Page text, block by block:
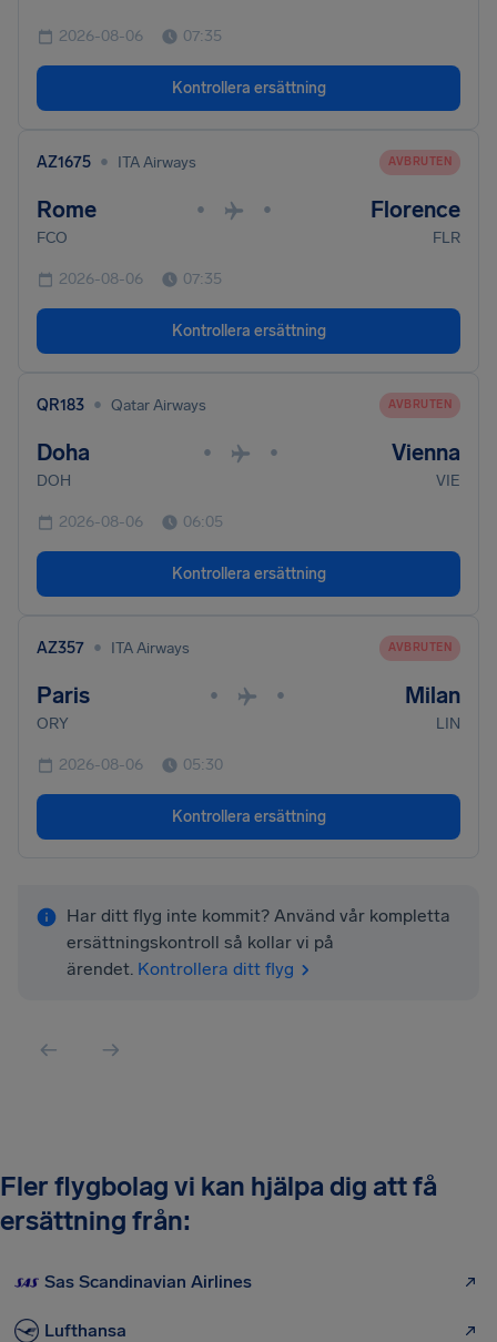
2026-08-06 07:35
Kontrollera ersättning
AZ1675 • ITA Airways AVBRUTEN
Rome • • Florence
FCO FLR
2026-08-06 07:35
Kontrollera ersättning
QR183 • Qatar Airways AVBRUTEN
Doha • • Vienna
DOH VIE
2026-08-06 06:05
Kontrollera ersättning
AZ357 • ITA Airways AVBRUTEN
Paris • • Milan
ORY LIN
2026-08-06 05:30
Kontrollera ersättning
Har ditt flyg inte kommit? Använd vår kompletta
ersättningskontroll så kollar vi på
ärendet. Kontrollera ditt flyg
Fler flygbolag vi kan hjälpa dig att få
ersättning från:
Sas Scandinavian Airlines
Lufthansa